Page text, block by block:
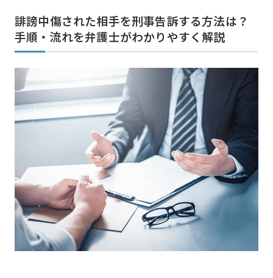
誹謗中傷された相手を刑事告訴する方法は？
手順・流れを弁護士がわかりやすく解説